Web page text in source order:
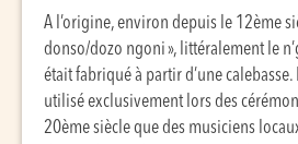
A l’origine, environ depuis le 12ème
donso/dozo ngoni », littéralement le
était fabriqué à partir d’une
utilisé exclusivement lors des
20ème siècle que des musiciens